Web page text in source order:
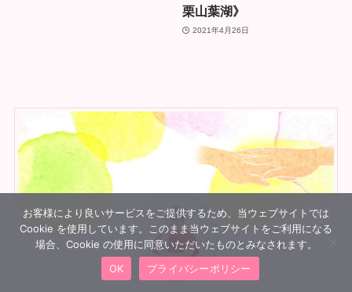
栗山葉湖》
2021年4月26日
お客様により良いサービスをご提供するため、当ウェブサイトでは
Cookie を使用しています。このまま当ウェブサイトをご利用になる
場合、Cookie の使用に同意いただいたものとみなされます。
OK
プライバシーポリシー